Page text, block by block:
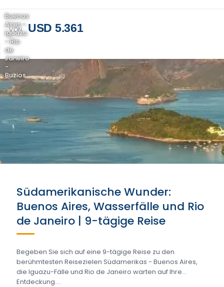
VON USD 5.361
Buenos
Aires -
Iguazu
- Rio
de
Janeiro
-
Buzios
Südamerikanische Wunder:
Buenos Aires, Wasserfälle und Rio
de Janeiro | 9-tägige Reise
Begeben Sie sich auf eine 9-tägige Reise zu den
berühmtesten Reisezielen Südamerikas - Buenos Aires,
die Iguazu-Fälle und Rio de Janeiro warten auf Ihre
Entdeckung....